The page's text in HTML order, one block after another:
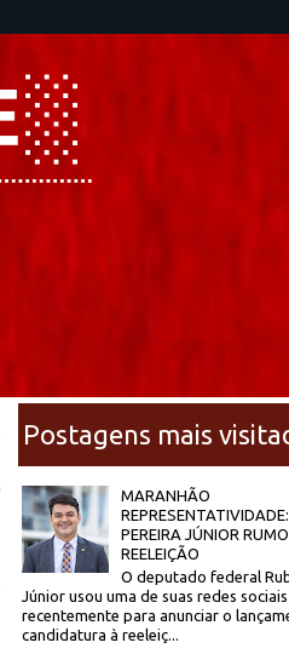
Postagens mais
MARANHÃO
PEREIRA JÚNIOR
REELEIÇÃO
O deputado federal
Júnior usou uma de suas redes sociais
recentemente para anunciar o
candidatura à reeleiç...